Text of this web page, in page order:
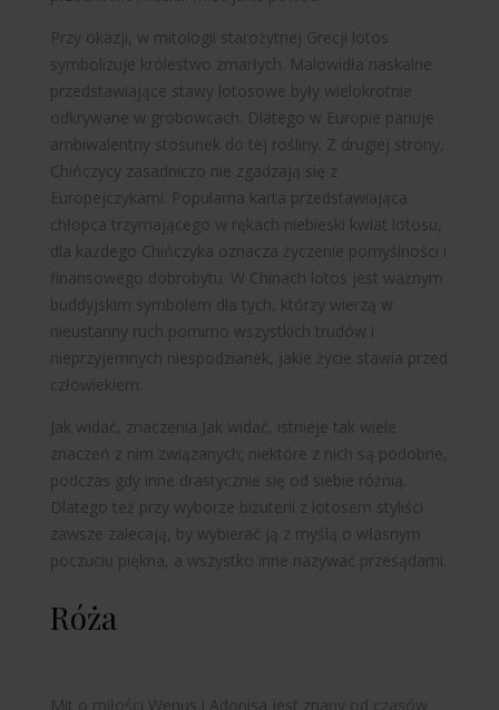
Przy okazji, w mitologii starożytnej Grecji lotos
symbolizuje królestwo zmarłych. Malowidła naskalne
przedstawiające stawy lotosowe były wielokrotnie
odkrywane w grobowcach. Dlatego w Europie panuje
ambiwalentny stosunek do tej rośliny. Z drugiej strony,
Chińczycy zasadniczo nie zgadzają się z
Europejczykami. Popularna karta przedstawiająca
chłopca trzymającego w rękach niebieski kwiat lotosu,
dla każdego Chińczyka oznacza życzenie pomyślności i
finansowego dobrobytu. W Chinach lotos jest ważnym
buddyjskim symbolem dla tych, którzy wierzą w
nieustanny ruch pomimo wszystkich trudów i
nieprzyjemnych niespodzianek, jakie życie stawia przed
człowiekiem.
Jak widać, znaczenia Jak widać, istnieje tak wiele
znaczeń z nim związanych; niektóre z nich są podobne,
podczas gdy inne drastycznie się od siebie różnią.
Dlatego też przy wyborze biżuterii z lotosem styliści
zawsze zalecają, by wybierać ją z myślą o własnym
poczuciu piękna, a wszystko inne nazywać przesądami.
Róża
Mit o miłości Wenus i Adonisa jest znany od czasów